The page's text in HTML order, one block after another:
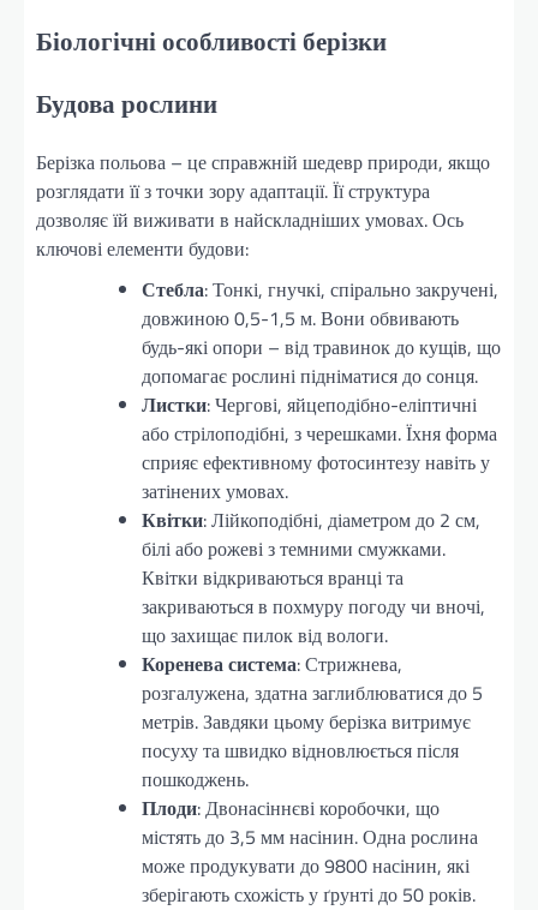
Біологічні особливості берізки
Будова рослини
Берізка польова – це справжній шедевр природи, якщо
розглядати її з точки зору адаптації. Її структура
дозволяє їй виживати в найскладніших умовах. Ось
ключові елементи будови:
Стебла: Тонкі, гнучкі, спірально закручені,
довжиною 0,5-1,5 м. Вони обвивають
будь-які опори – від травинок до кущів, що
допомагає рослині підніматися до сонця.
Листки: Чергові, яйцеподібно-еліптичні
або стрілоподібні, з черешками. Їхня форма
сприяє ефективному фотосинтезу навіть у
затінених умовах.
Квітки: Лійкоподібні, діаметром до 2 см,
білі або рожеві з темними смужками.
Квітки відкриваються вранці та
закриваються в похмуру погоду чи вночі,
що захищає пилок від вологи.
Коренева система: Стрижнева,
розгалужена, здатна заглиблюватися до 5
метрів. Завдяки цьому берізка витримує
посуху та швидко відновлюється після
пошкоджень.
Плоди: Двонасіннєві коробочки, що
містять до 3,5 мм насінин. Одна рослина
може продукувати до 9800 насінин, які
зберігають схожість у ґрунті до 50 років.